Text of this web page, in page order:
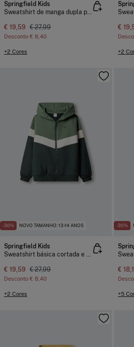
Springfield Kids
Sweatshirt de manga dupla para menino
€ 19,59 € 27,99
Desconto € 8,40
+2 Cores
€
+2
-30% NOVO TAMANHO: 13-14 ANOS
Springfield Kids
Sweatshirt básica cortada e cosida para criança
€ 19,59 € 27,99
Desconto € 8,40
+2 Cores
-30%
€
+5